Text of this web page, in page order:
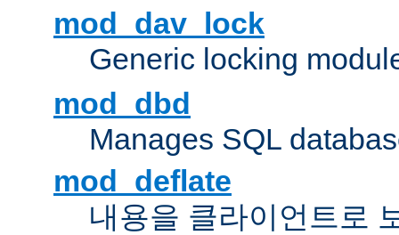
mod_dav_lock
Generic locking
mod_dbd
Manages SQL
mod_deflate
내용을 클라이언트로